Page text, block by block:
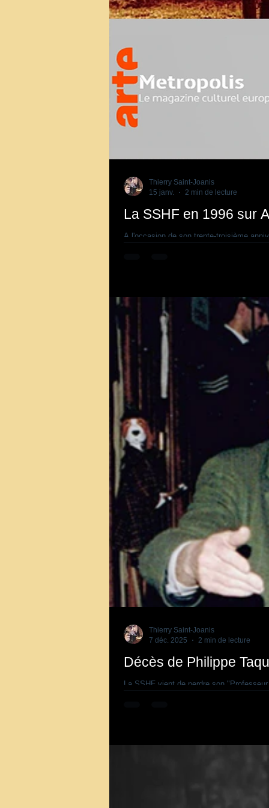
La SSHF en 1996 sur
A l'occasion de son trente-troisième
Thierry Saint-Joanis
15 janv.
2 min de lecture
Décès de Philippe
La SSHF vient de perdre son
Thierry Saint-Joanis
7 déc. 2025
2 min de lecture